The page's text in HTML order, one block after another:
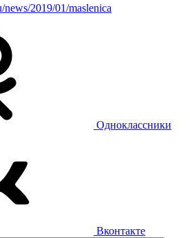
news/2019/01/maslenica
Одноклассники
Вконтакте